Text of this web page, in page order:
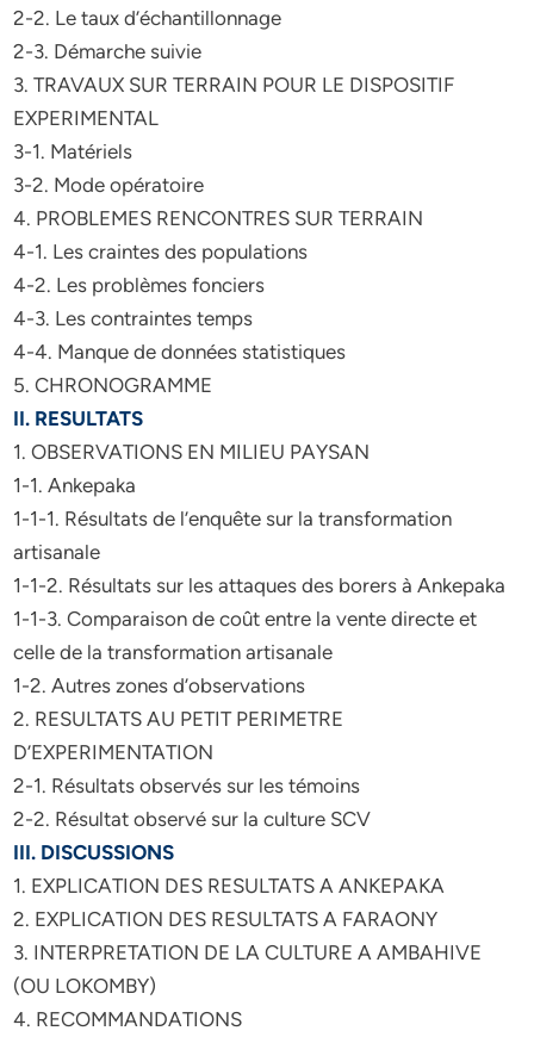
2-2. Le taux d’échantillonnage
2-3. Démarche suivie
3. TRAVAUX SUR TERRAIN POUR LE DISPOSITIF
EXPERIMENTAL
3-1. Matériels
3-2. Mode opératoire
4. PROBLEMES RENCONTRES SUR TERRAIN
4-1. Les craintes des populations
4-2. Les problèmes fonciers
4-3. Les contraintes temps
4-4. Manque de données statistiques
5. CHRONOGRAMME
II. RESULTATS
1. OBSERVATIONS EN MILIEU PAYSAN
1-1. Ankepaka
1-1-1. Résultats de l’enquête sur la transformation
artisanale
1-1-2. Résultats sur les attaques des borers à Ankepaka
1-1-3. Comparaison de coût entre la vente directe et
celle de la transformation artisanale
1-2. Autres zones d’observations
2. RESULTATS AU PETIT PERIMETRE
D’EXPERIMENTATION
2-1. Résultats observés sur les témoins
2-2. Résultat observé sur la culture SCV
III. DISCUSSIONS
1. EXPLICATION DES RESULTATS A ANKEPAKA
2. EXPLICATION DES RESULTATS A FARAONY
3. INTERPRETATION DE LA CULTURE A AMBAHIVE
(OU LOKOMBY)
4. RECOMMANDATIONS